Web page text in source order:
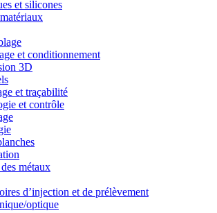
et silicones
et conditionnement
3D
et traçabilité
et contrôle
métaux
d’injection et de prélèvement
optique